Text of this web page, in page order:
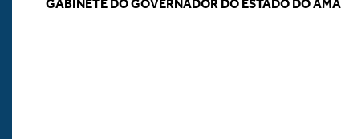
GABINETE DO GOVERNADOR DO ESTADO DO